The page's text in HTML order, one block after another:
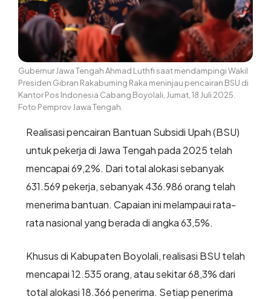
Gubernur Jawa Tengah Ahmad Luthfi saat mendampingi Wakil
Presiden Gibran Rakabuming Raka meninjau pencairan BSU di
Kantor Pos Indonesia Cabang Boyolali, Jumat, 18 Juli 2025.
Foto Pemprov Jawa Tengah.
Realisasi pencairan Bantuan Subsidi Upah (BSU)
untuk pekerja di Jawa Tengah pada 2025 telah
mencapai 69,2%. Dari total alokasi sebanyak
631.569 pekerja, sebanyak 436.986 orang telah
menerima bantuan. Capaian ini melampaui rata-
rata nasional yang berada di angka 63,5%.
Khusus di Kabupaten Boyolali, realisasi BSU telah
mencapai 12.535 orang, atau sekitar 68,3% dari
total alokasi 18.366 penerima. Setiap penerima